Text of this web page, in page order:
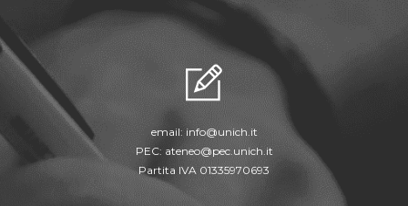
email: info@unich.it
PEC: ateneo@pec.unich.it
Partita IVA 01335970693